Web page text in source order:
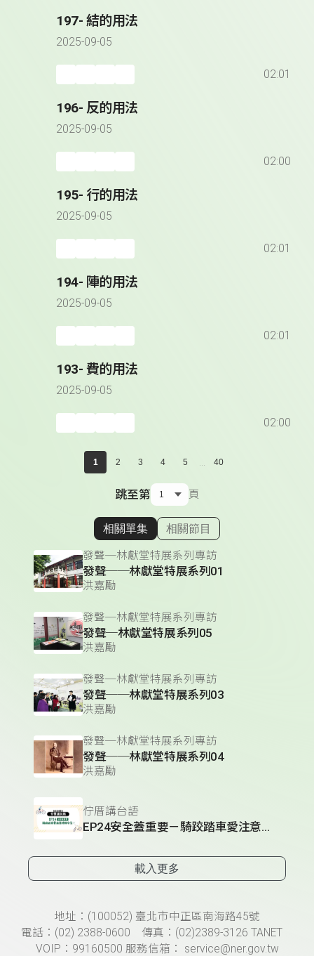
197- 結的用法
2025-09-05
02:01
196- 反的用法
2025-09-05
02:00
195- 行的用法
2025-09-05
02:01
194- 陣的用法
2025-09-05
02:01
193- 費的用法
2025-09-05
02:00
1 2 3 4 5 ... 40
跳至第 頁
顯示相關單集
相關單集 相關節目
發聲─林獻堂特展系列專訪
發聲──林獻堂特展系列01
洪嘉勵
發聲─林獻堂特展系列專訪
發聲─林獻堂特展系列05
洪嘉勵
發聲─林獻堂特展系列專訪
發聲──林獻堂特展系列03
洪嘉勵
發聲─林獻堂特展系列專訪
發聲──林獻堂特展系列04
洪嘉勵
佇厝講台語
EP24安全蓋重要－騎跤踏車愛注意啥物安全？
載入更多
頁尾資訊地址：(100052) 臺北市中正區南海路45號
電話：(02) 2388-0600 傳真：(02)2389-3126 TANET
VOIP：99160500 服務信箱： service@ner.gov.tw